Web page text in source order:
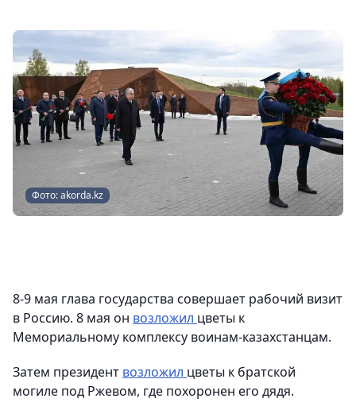
Фото: akorda.kz
8-9 мая глава государства совершает рабочий визит
в Россию. 8 мая он возложил цветы к
Мемориальному комплексу воинам-казахстанцам.
Затем президент возложил цветы к братской
могиле под Ржевом, где похоронен его дядя.